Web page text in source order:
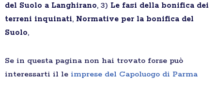
del Suolo a Langhirano, 3) Le fasi della bonifica dei
terreni inquinati, Normative per la bonifica del
Suolo,
Se in questa pagina non hai trovato forse può
interessarti il le imprese del Capoluogo di Parma